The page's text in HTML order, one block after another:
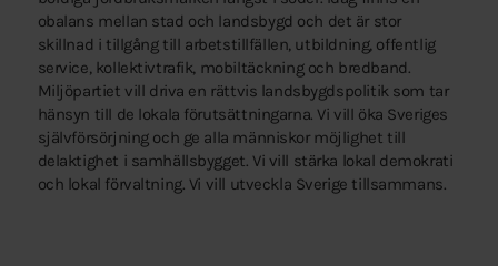
obalans mellan stad och landsbygd och det är stor
skillnad i tillgång till arbetstillfällen, utbildning, offentlig
service, kollektivtrafik, mobiltäckning och bredband.
Miljöpartiet vill driva en rättvis landsbygdspolitik som tar
hänsyn till de lokala förutsättningarna. Vi vill öka Sveriges
självförsörjning och ge alla människor möjlighet till
delaktighet i samhällsbygget. Vi vill stärka lokal demokrati
och lokal förvaltning. Vi vill utveckla Sverige tillsammans.